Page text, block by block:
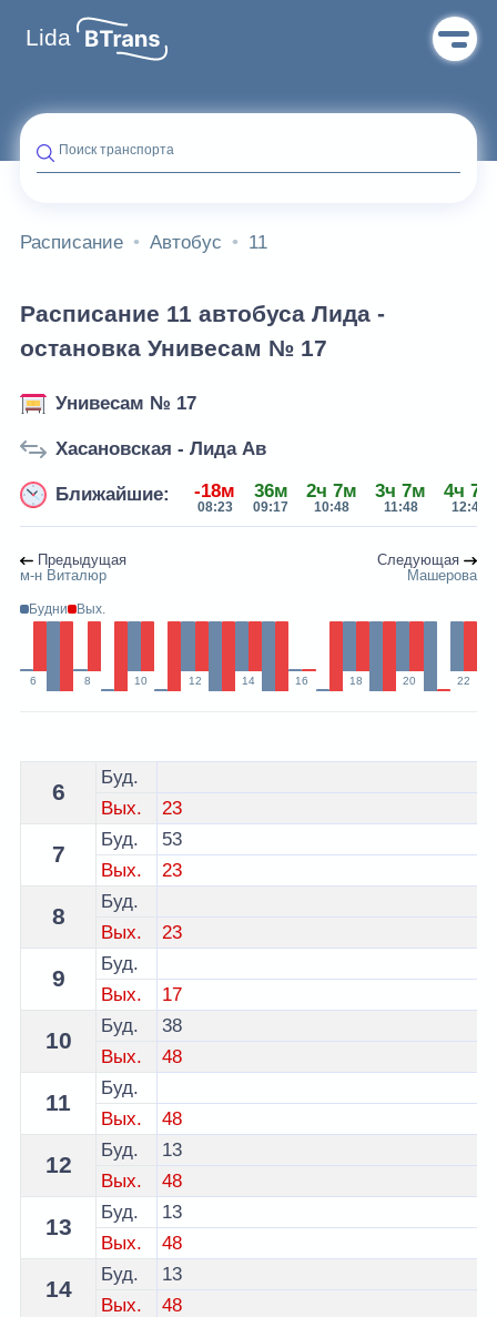
Lida
Поиск транспорта
Расписание Автобус 11
Расписание 11 автобуса Лида -
остановка Унивесам № 17
Унивесам № 17
Хасановская - Лида Ав
Ближайшие: -18м
08:23
36м
09:17
2ч 7м
10:48
3ч 7м
11:48
4ч 7м
12:48
Предыдущая
м-н Виталюр
Следующая
Машерова
Будни Вых.
6 8 10 12 14 16 18 20 22
Расписание 11 автобуса Лида - остановка Унивесам
6
Буд.
Вых.
23
7
Буд.
53
Вых.
23
8
Буд.
Вых.
23
9
Буд.
Вых.
17
10
Буд.
38
Вых.
48
11
Буд.
Вых.
48
12
Буд.
13
Вых.
48
13
Буд.
13
Вых.
48
14
Буд.
13
Вых.
48